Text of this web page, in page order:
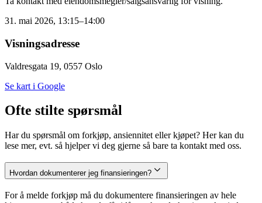
31. mai 2026, 13:15–14:00
Visningsadresse
Valdresgata 19, 0557 Oslo
Se kart i Google
Ofte stilte spørsmål
Har du spørsmål om forkjøp, ansiennitet eller kjøpet? Her kan du
lese mer, evt. så hjelper vi deg gjerne så bare ta kontakt med oss.
Hvordan dokumenterer jeg finansieringen?
For å melde forkjøp må du dokumentere finansieringen av hele